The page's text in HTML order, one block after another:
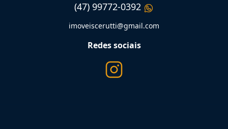
(47) 99772-0392
imoveiscerutti@gmail.com
Redes sociais